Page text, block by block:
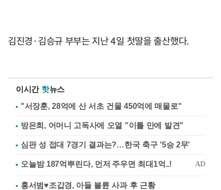
김진경·김승규 부부는 지난 4일 첫딸을 출산했다.
이시간 핫뉴스
"서장훈, 28억에 산 서초 건물 450억에 매물로"
방은희, 어머니 고독사에 오열 "이틀 만에 발견"
심판 성 접대 7경기 결과는?…한국 축구 '5승 2무'
홍서범♥조갑경, 아들 불륜 사과 후 근황